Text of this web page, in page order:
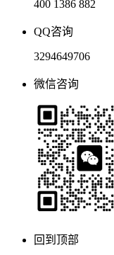
400 1386 882
QQ咨询
3294649706
微信咨询
回到顶部